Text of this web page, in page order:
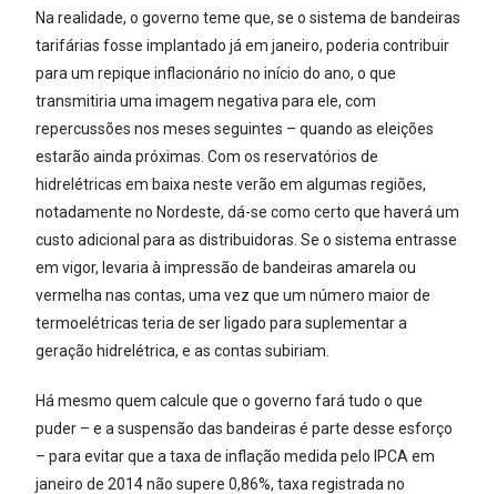
Na realidade, o governo teme que, se o sistema de bandeiras
tarifárias fosse implantado já em janeiro, poderia contribuir
para um repique inflacionário no início do ano, o que
transmitiria uma imagem negativa para ele, com
repercussões nos meses seguintes – quando as eleições
estarão ainda próximas. Com os reservatórios de
hidrelétricas em baixa neste verão em algumas regiões,
notadamente no Nordeste, dá-se como certo que haverá um
custo adicional para as distribuidoras. Se o sistema entrasse
em vigor, levaria à impressão de bandeiras amarela ou
vermelha nas contas, uma vez que um número maior de
termoelétricas teria de ser ligado para suplementar a
geração hidrelétrica, e as contas subiriam.
Há mesmo quem calcule que o governo fará tudo o que
puder – e a suspensão das bandeiras é parte desse esforço
– para evitar que a taxa de inflação medida pelo IPCA em
janeiro de 2014 não supere 0,86%, taxa registrada no